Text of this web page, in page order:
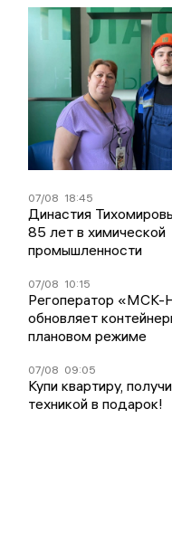
07/08 18:45
Династия
85 лет в химической
промышленности
07/08 10:15
Регоператор «МСК-
обновляет
плановом режиме
07/08 09:05
Купи квартиру,
техникой в подарок!